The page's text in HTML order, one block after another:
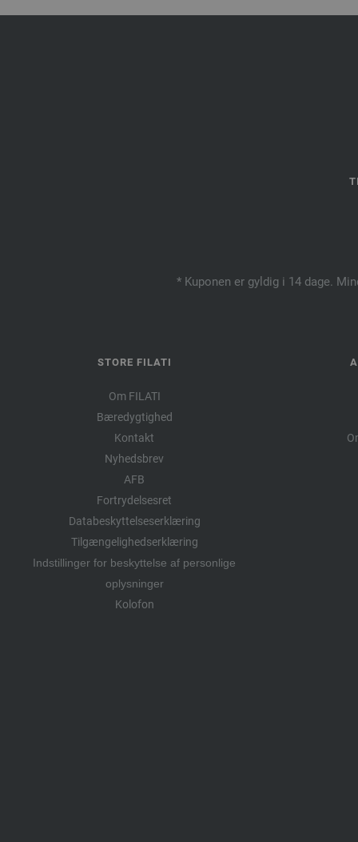
* Kuponen er gyldig i 14 dage.
STORE FILATI
Om FILATI
Bæredygtighed
Kontakt
Nyhedsbrev
AFB
Fortrydelsesret
Databeskyttelseserklæring
Tilgængelighedserklæring
Indstillinger for beskyttelse af personlige
oplysninger
Kolofon